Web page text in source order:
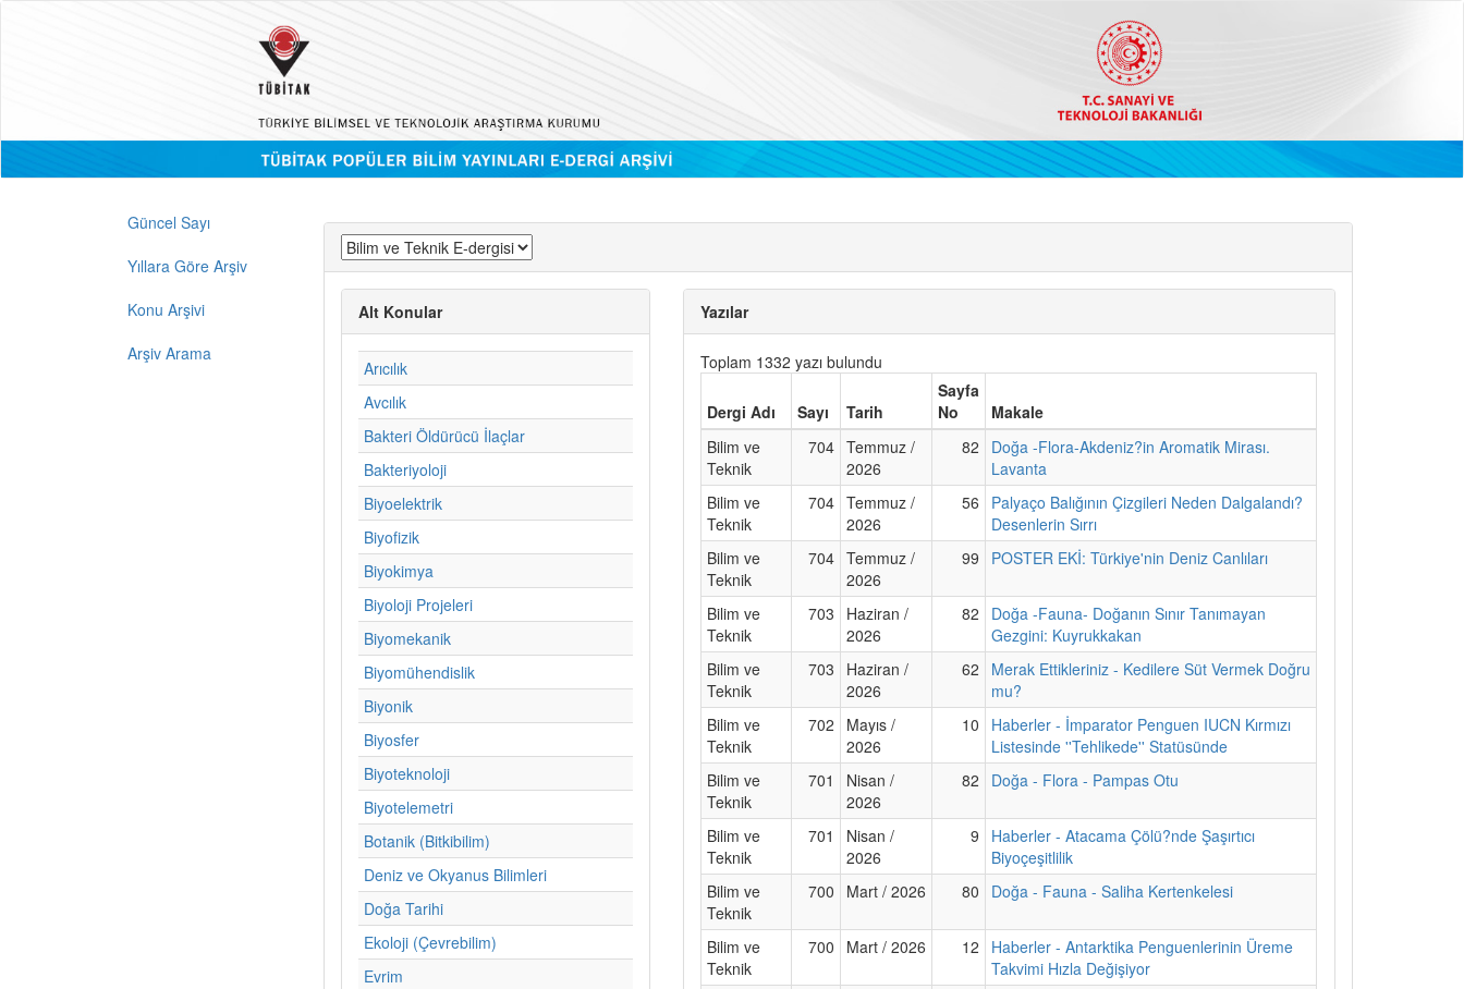
Güncel Sayı
Yıllara Göre Arşiv
Konu Arşivi
Arşiv Arama
Alt Konular
Arıcılık
Avcılık
Bakteri Öldürücü İlaçlar
Bakteriyoloji
Biyoelektrik
Biyofizik
Biyokimya
Biyoloji Projeleri
Biyomekanik
Biyomühendislik
Biyonik
Biyosfer
Biyoteknoloji
Biyotelemetri
Botanik (Bitkibilim)
Deniz ve Okyanus Bilimleri
Doğa Tarihi
Ekoloji (Çevrebilim)
Evrim
Yazılar
Toplam 1332 yazı bulundu
Dergi Adı Sayı Tarih
Sayfa
No
Makale
Bilim ve
Teknik
704 Temmuz /
2026
82
Doğa -Flora-Akdeniz?in Aromatik Mirası.
Lavanta
Bilim ve
Teknik
704 Temmuz /
2026
56
Palyaço Balığının Çizgileri Neden Dalgalandı?
Desenlerin Sırrı
Bilim ve
Teknik
704 Temmuz /
2026
99 POSTER EKİ: Türkiye'nin Deniz Canlıları
Bilim ve
Teknik
703
Haziran /
2026
82
Doğa -Fauna- Doğanın Sınır Tanımayan
Gezgini: Kuyrukkakan
Bilim ve
Teknik
703
Haziran /
2026
62
Merak Ettikleriniz - Kedilere Süt Vermek Doğru
mu?
Bilim ve
Teknik
702
Mayıs /
2026
10
Haberler - İmparator Penguen IUCN Kırmızı
Listesinde ''Tehlikede'' Statüsünde
Bilim ve
Teknik
701
Nisan /
2026
82 Doğa - Flora - Pampas Otu
Bilim ve
Teknik
701
Nisan /
2026
9
Haberler - Atacama Çölü?nde Şaşırtıcı
Biyoçeşitlilik
Bilim ve
Teknik
700 Mart / 2026 80 Doğa - Fauna - Saliha Kertenkelesi
Bilim ve
Teknik
700 Mart / 2026 12
Haberler - Antarktika Penguenlerinin Üreme
Takvimi Hızla Değişiyor